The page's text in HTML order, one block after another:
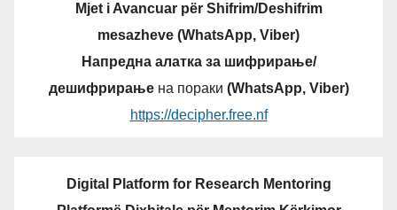
Mjet i Avancuar për Shifrim/Deshifrim
mesazheve (WhatsApp, Viber)
Напредна алатка за шифрирање/
дешифрирањена пораки (WhatsApp, Viber)
https://decipher.free.nf
Digital Platform for Research Mentoring